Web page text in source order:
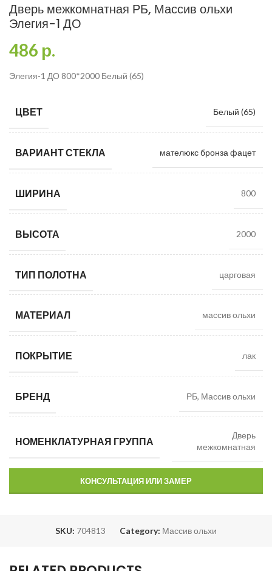
Дверь межкомнатная РБ, Массив ольхи
Элегия-1 ДО
486 р.
Элегия-1 ДО 800*2000 Белый (65)
ЦВЕТ Белый (65)
ВАРИАНТ СТЕКЛА мателюкс бронза фацет
ШИРИНА 800
ВЫСОТА 2000
ТИП ПОЛОТНА царговая
МАТЕРИАЛ массив ольхи
ПОКРЫТИЕ лак
БРЕНД РБ, Массив ольхи
НОМЕНКЛАТУРНАЯ ГРУППА
Дверь
межкомнатная
КОНСУЛЬТАЦИЯ ИЛИ ЗАМЕР
SKU: 704813 Category: Массив ольхи